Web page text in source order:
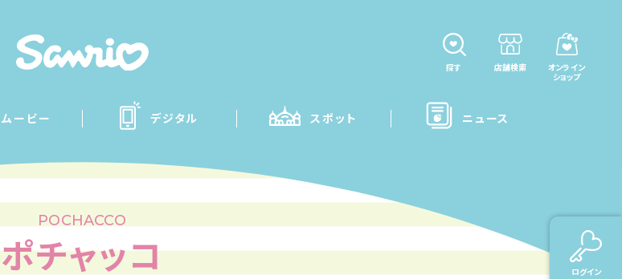
ログイン
探す 店舗検索
オンライン
ショップ
ムービー デジタル スポット ニュース
POCHACCO
ポチャッコ